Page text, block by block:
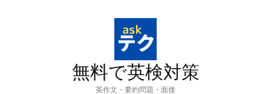
無料で英検対策
英作文・要約問題・面接